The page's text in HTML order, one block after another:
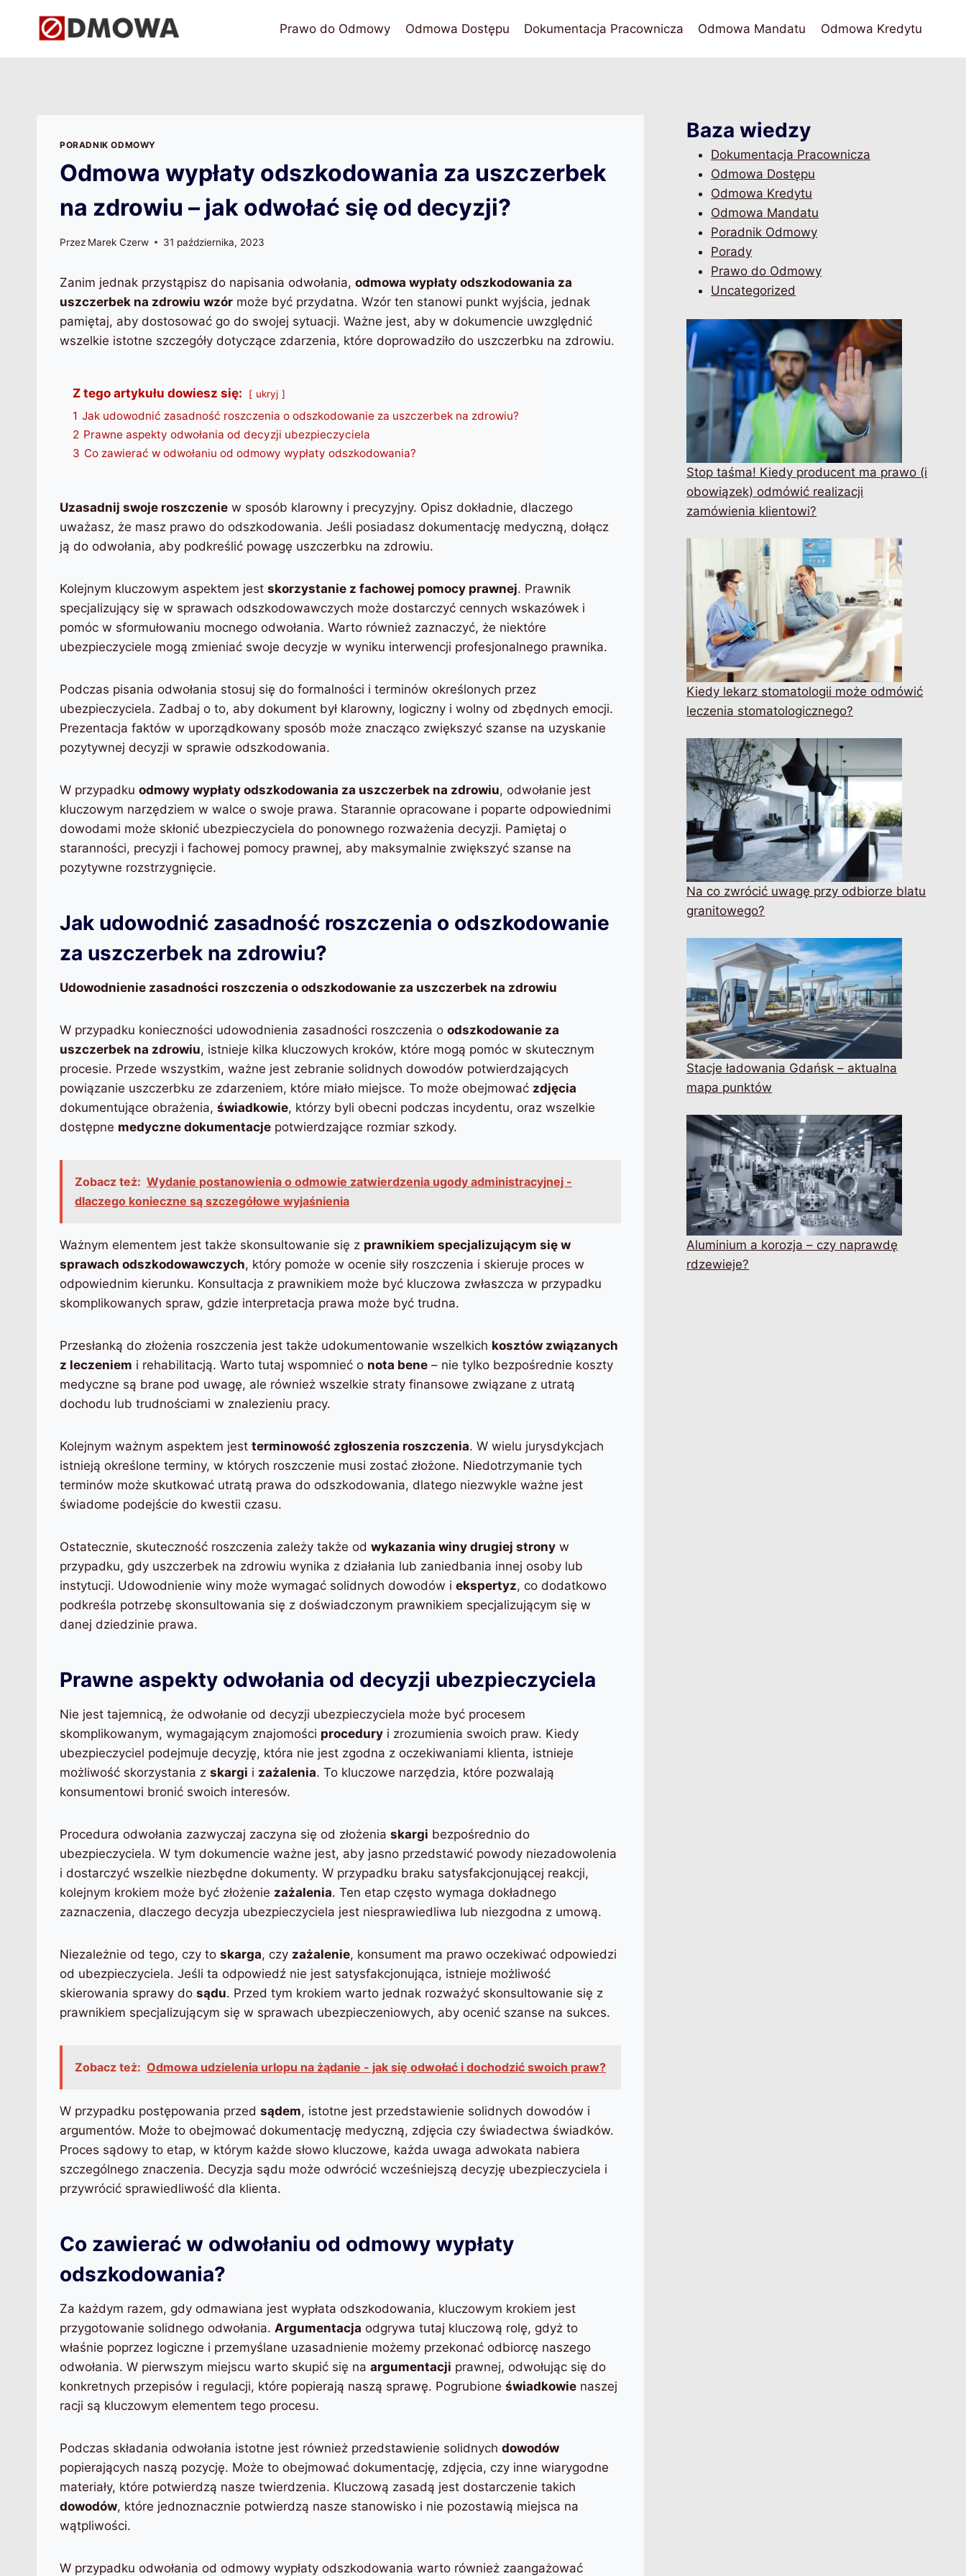
Prawo do Odmowy Odmowa Dostępu Dokumentacja Pracownicza Odmowa Mandatu Odmowa Kredytu
PORADNIK ODMOWY
Odmowa wypłaty odszkodowania za uszczerbek
na zdrowiu – jak odwołać się od decyzji?
Przez Marek Czerw 31 października, 2023
Zanim jednak przystąpisz do napisania odwołania, odmowa wypłaty odszkodowania za
uszczerbek na zdrowiu wzór może być przydatna. Wzór ten stanowi punkt wyjścia, jednak
pamiętaj, aby dostosować go do swojej sytuacji. Ważne jest, aby w dokumencie uwzględnić
wszelkie istotne szczegóły dotyczące zdarzenia, które doprowadziło do uszczerbku na zdrowiu.
Z tego artykułu dowiesz się: ukryj
1 Jak udowodnić zasadność roszczenia o odszkodowanie za uszczerbek na zdrowiu?
2 Prawne aspekty odwołania od decyzji ubezpieczyciela
3 Co zawierać w odwołaniu od odmowy wypłaty odszkodowania?
Uzasadnij swoje roszczenie w sposób klarowny i precyzyjny. Opisz dokładnie, dlaczego
uważasz, że masz prawo do odszkodowania. Jeśli posiadasz dokumentację medyczną, dołącz
ją do odwołania, aby podkreślić powagę uszczerbku na zdrowiu.
Kolejnym kluczowym aspektem jest skorzystanie z fachowej pomocy prawnej. Prawnik
specjalizujący się w sprawach odszkodowawczych może dostarczyć cennych wskazówek i
pomóc w sformułowaniu mocnego odwołania. Warto również zaznaczyć, że niektóre
ubezpieczyciele mogą zmieniać swoje decyzje w wyniku interwencji profesjonalnego prawnika.
Podczas pisania odwołania stosuj się do formalności i terminów określonych przez
ubezpieczyciela. Zadbaj o to, aby dokument był klarowny, logiczny i wolny od zbędnych emocji.
Prezentacja faktów w uporządkowany sposób może znacząco zwiększyć szanse na uzyskanie
pozytywnej decyzji w sprawie odszkodowania.
W przypadku odmowy wypłaty odszkodowania za uszczerbek na zdrowiu, odwołanie jest
kluczowym narzędziem w walce o swoje prawa. Starannie opracowane i poparte odpowiednimi
dowodami może skłonić ubezpieczyciela do ponownego rozważenia decyzji. Pamiętaj o
staranności, precyzji i fachowej pomocy prawnej, aby maksymalnie zwiększyć szanse na
pozytywne rozstrzygnięcie.
Jak udowodnić zasadność roszczenia o odszkodowanie
za uszczerbek na zdrowiu?
Udowodnienie zasadności roszczenia o odszkodowanie za uszczerbek na zdrowiu
W przypadku konieczności udowodnienia zasadności roszczenia o odszkodowanie za
uszczerbek na zdrowiu, istnieje kilka kluczowych kroków, które mogą pomóc w skutecznym
procesie. Przede wszystkim, ważne jest zebranie solidnych dowodów potwierdzających
powiązanie uszczerbku ze zdarzeniem, które miało miejsce. To może obejmować zdjęcia
dokumentujące obrażenia, świadkowie, którzy byli obecni podczas incydentu, oraz wszelkie
dostępne medyczne dokumentacje potwierdzające rozmiar szkody.
Zobacz też: Wydanie postanowienia o odmowie zatwierdzenia ugody administracyjnej -
dlaczego konieczne są szczegółowe wyjaśnienia
Ważnym elementem jest także skonsultowanie się z prawnikiem specjalizującym się w
sprawach odszkodowawczych, który pomoże w ocenie siły roszczenia i skieruje proces w
odpowiednim kierunku. Konsultacja z prawnikiem może być kluczowa zwłaszcza w przypadku
skomplikowanych spraw, gdzie interpretacja prawa może być trudna.
Przesłanką do złożenia roszczenia jest także udokumentowanie wszelkich kosztów związanych
z leczeniem i rehabilitacją. Warto tutaj wspomnieć o nota bene – nie tylko bezpośrednie koszty
medyczne są brane pod uwagę, ale również wszelkie straty finansowe związane z utratą
dochodu lub trudnościami w znalezieniu pracy.
Kolejnym ważnym aspektem jest terminowość zgłoszenia roszczenia. W wielu jurysdykcjach
istnieją określone terminy, w których roszczenie musi zostać złożone. Niedotrzymanie tych
terminów może skutkować utratą prawa do odszkodowania, dlatego niezwykle ważne jest
świadome podejście do kwestii czasu.
Ostatecznie, skuteczność roszczenia zależy także od wykazania winy drugiej strony w
przypadku, gdy uszczerbek na zdrowiu wynika z działania lub zaniedbania innej osoby lub
instytucji. Udowodnienie winy może wymagać solidnych dowodów i ekspertyz, co dodatkowo
podkreśla potrzebę skonsultowania się z doświadczonym prawnikiem specjalizującym się w
danej dziedzinie prawa.
Prawne aspekty odwołania od decyzji ubezpieczyciela
Nie jest tajemnicą, że odwołanie od decyzji ubezpieczyciela może być procesem
skomplikowanym, wymagającym znajomości procedury i zrozumienia swoich praw. Kiedy
ubezpieczyciel podejmuje decyzję, która nie jest zgodna z oczekiwaniami klienta, istnieje
możliwość skorzystania z skargi i zażalenia. To kluczowe narzędzia, które pozwalają
konsumentowi bronić swoich interesów.
Procedura odwołania zazwyczaj zaczyna się od złożenia skargi bezpośrednio do
ubezpieczyciela. W tym dokumencie ważne jest, aby jasno przedstawić powody niezadowolenia
i dostarczyć wszelkie niezbędne dokumenty. W przypadku braku satysfakcjonującej reakcji,
kolejnym krokiem może być złożenie zażalenia. Ten etap często wymaga dokładnego
zaznaczenia, dlaczego decyzja ubezpieczyciela jest niesprawiedliwa lub niezgodna z umową.
Niezależnie od tego, czy to skarga, czy zażalenie, konsument ma prawo oczekiwać odpowiedzi
od ubezpieczyciela. Jeśli ta odpowiedź nie jest satysfakcjonująca, istnieje możliwość
skierowania sprawy do sądu. Przed tym krokiem warto jednak rozważyć skonsultowanie się z
prawnikiem specjalizującym się w sprawach ubezpieczeniowych, aby ocenić szanse na sukces.
Zobacz też: Odmowa udzielenia urlopu na żądanie - jak się odwołać i dochodzić swoich praw?
W przypadku postępowania przed sądem, istotne jest przedstawienie solidnych dowodów i
argumentów. Może to obejmować dokumentację medyczną, zdjęcia czy świadectwa świadków.
Proces sądowy to etap, w którym każde słowo kluczowe, każda uwaga adwokata nabiera
szczególnego znaczenia. Decyzja sądu może odwrócić wcześniejszą decyzję ubezpieczyciela i
przywrócić sprawiedliwość dla klienta.
Co zawierać w odwołaniu od odmowy wypłaty
odszkodowania?
Za każdym razem, gdy odmawiana jest wypłata odszkodowania, kluczowym krokiem jest
przygotowanie solidnego odwołania. Argumentacja odgrywa tutaj kluczową rolę, gdyż to
właśnie poprzez logiczne i przemyślane uzasadnienie możemy przekonać odbiorcę naszego
odwołania. W pierwszym miejscu warto skupić się na argumentacji prawnej, odwołując się do
konkretnych przepisów i regulacji, które popierają naszą sprawę. Pogrubione świadkowie naszej
racji są kluczowym elementem tego procesu.
Podczas składania odwołania istotne jest również przedstawienie solidnych dowodów
popierających naszą pozycję. Może to obejmować dokumentację, zdjęcia, czy inne wiarygodne
materiały, które potwierdzą nasze twierdzenia. Kluczową zasadą jest dostarczenie takich
dowodów, które jednoznacznie potwierdzą nasze stanowisko i nie pozostawią miejsca na
wątpliwości.
W przypadku odwołania od odmowy wypłaty odszkodowania warto również zaangażować
Baza wiedzy
Dokumentacja Pracownicza
Odmowa Dostępu
Odmowa Kredytu
Odmowa Mandatu
Poradnik Odmowy
Porady
Prawo do Odmowy
Uncategorized
Stop taśma! Kiedy producent ma prawo (i
obowiązek) odmówić realizacji
zamówienia klientowi?
Kiedy lekarz stomatologii może odmówić
leczenia stomatologicznego?
Na co zwrócić uwagę przy odbiorze blatu
granitowego?
Stacje ładowania Gdańsk – aktualna
mapa punktów
Aluminium a korozja – czy naprawdę
rdzewieje?